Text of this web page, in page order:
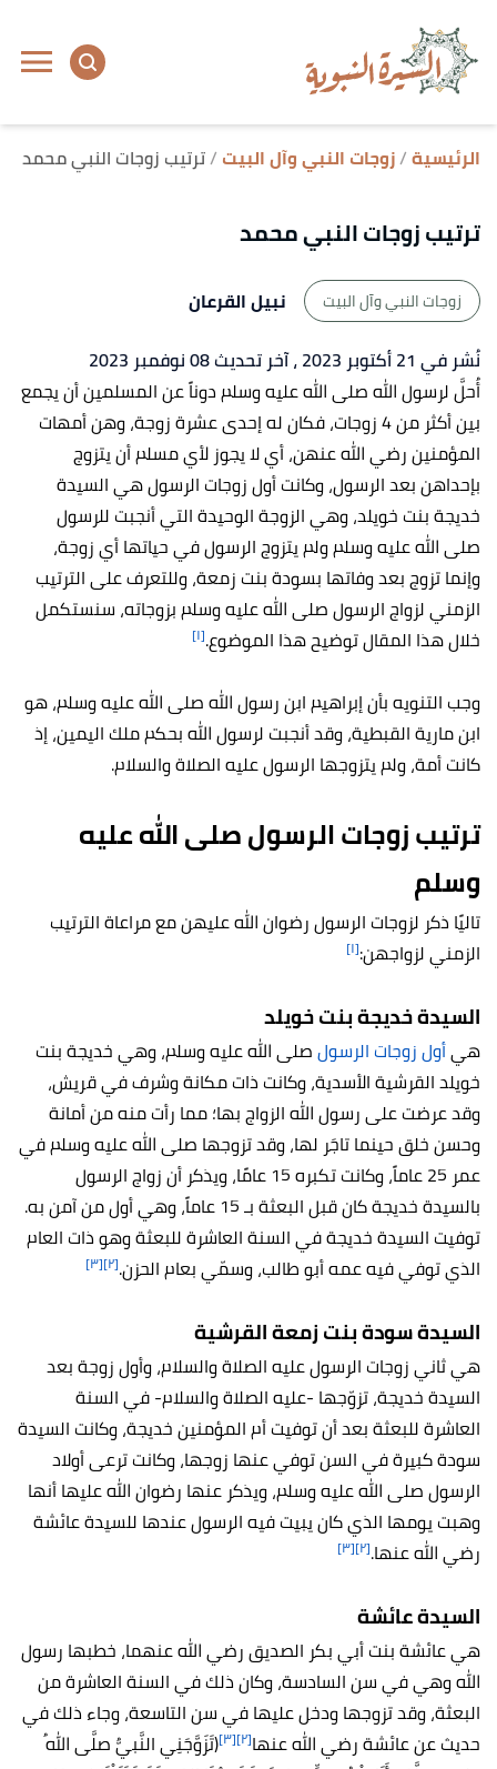
الرئيسية زوجات النبي وآل البيت ترتيب زوجات النبي محمد
ترتيب زوجات النبي محمد
زوجات النبي وآل البيت
نبيل القرعان
نُشر في 21 أكتوبر 2023
، آخر تحديث 08 نوفمبر 2023
أُحلَّ لرسول الله صلى الله عليه وسلم دوناً عن المسلمين أن يجمع
بين أكثر من 4 زوجات، فكان له إحدى عشرة زوجة، وهن أمهات
المؤمنين رضي الله عنهن، أي لا يجوز لأي مسلم أن يتزوج
بإحداهن بعد الرسول، وكانت أول زوجات الرسول هي السيدة
خديجة بنت خويلد، وهي الزوجة الوحيدة التي أنجبت للرسول
صلى الله عليه وسلم ولم يتزوج الرسول في حياتها أي زوجة،
وإنما تزوج بعد وفاتها بسودة بنت زمعة، وللتعرف على الترتيب
الزمني لزواج الرسول صلى الله عليه وسلم بزوجاته، سنستكمل
خلال هذا المقال توضيح هذا الموضوع.[١]
وجب التنويه بأن إبراهيم ابن رسول الله صلى الله عليه وسلم، هو
ابن مارية القبطية، وقد أنجبت لرسول الله بحكم ملك اليمين، إذ
كانت أمة، ولم يتزوجها الرسول عليه الصلاة والسلام.
ترتيب زوجات الرسول صلى الله عليه
وسلم
تاليًا ذكر لزوجات الرسول رضوان الله عليهن مع مراعاة الترتيب
الزمني لزواجهن:[١]
السيدة خديجة بنت خويلد
هيأول زوجات الرسولصلى الله عليه وسلم، وهي خديجة بنت
خويلد القرشية الأسدية، وكانت ذات مكانة وشرف في قريش،
وقد عرضت على رسول الله الزواج بها؛ مما رأت منه من أمانة
وحسن خلق حينما تاجَر لها، وقد تزوجها صلى الله عليه وسلم في
عمر 25 عاماً، وكانت تكبره 15 عامًا، ويذكر أن زواج الرسول
بالسيدة خديجة كان قبل البعثة بـ 15 عاماً، وهي أول من آمن به.
توفيت السيدة خديجة في السنة العاشرة للبعثة وهو ذات العام
الذي توفي فيه عمه أبو طالب، وسمّي بعام الحزن.[٢] [٣]
السيدة سودة بنت زمعة القرشية
هي ثاني زوجات الرسول عليه الصلاة والسلام، وأول زوجة بعد
السيدة خديجة، تزوّجها -عليه الصلاة والسلام- في السنة
العاشرة للبعثة بعد أن توفيت أم المؤمنين خديجة، وكانت السيدة
سودة كبيرة في السن توفي عنها زوجها، وكانت ترعى أولاد
الرسول صلى الله عليه وسلم، ويذكر عنها رضوان الله عليها أنها
وهبت يومها الذي كان يبيت فيه الرسول عندها للسيدة عائشة
رضي الله عنها.[٢] [٣]
السيدة عائشة
هي عائشة بنت أبي بكر الصديق رضي الله عنهما، خطبها رسول
الله وهي في سن السادسة، وكان ذلك في السنة العاشرة من
البعثة، وقد تزوجها ودخل عليها في سن التاسعة، وجاء ذلك في
حديث عن عائشة رضي الله عنها[٢] [٣] (تَزَوَّجَنِي النَّبيُّ صلَّى اللهُ